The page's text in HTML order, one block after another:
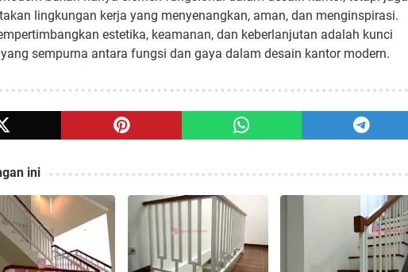
lingkungan kerja yang menyenangkan, aman, dan menginspirasi.
estetika, keamanan, dan keberlanjutan adalah kunci
sempurna antara fungsi dan gaya dalam desain kantor modern.
ini